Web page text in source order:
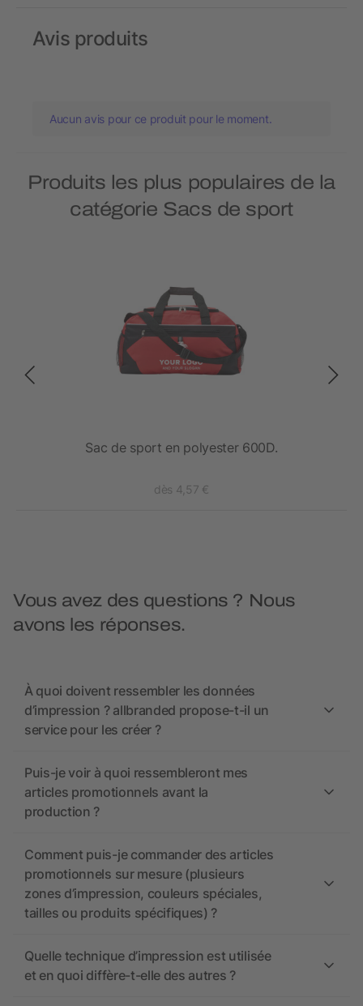
Avis produits
Aucun avis pour ce produit pour le moment.
Produits les plus populaires de la
catégorie Sacs de sport
Sac de sport en polyester 600D.
dès 4,57 €
Vous avez des questions ? Nous
avons les réponses.
À quoi doivent ressembler les données
d’impression ? allbranded propose-t-il un
service pour les créer ?
Puis-je voir à quoi ressembleront mes
articles promotionnels avant la
production ?
Comment puis-je commander des articles
promotionnels sur mesure (plusieurs
zones d’impression, couleurs spéciales,
tailles ou produits spécifiques) ?
Quelle technique d’impression est utilisée
et en quoi diffère-t-elle des autres ?